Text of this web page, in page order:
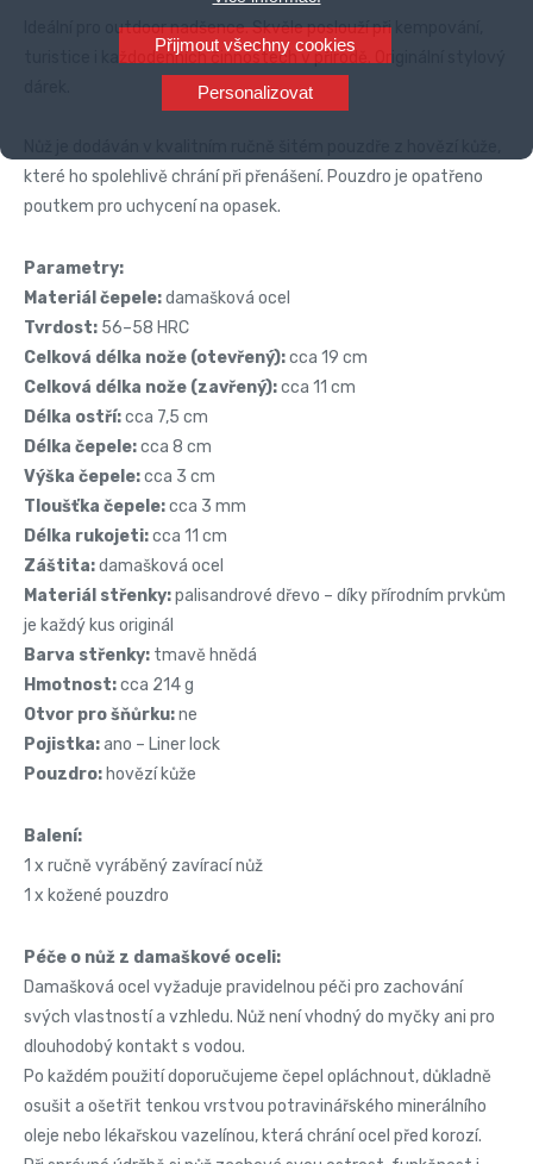
Přijmout všechny cookies
Personalizovat
Ideální pro outdoor nadšence. Skvěle poslouží při kempování,
turistice i každodenních činnostech v přírodě. Originální stylový
které ho spolehlivě chrání při přenášení. Pouzdro je opatřeno
poutkem pro uchycení na opasek.
Parametry:
Materiál čepele:damašková ocel
Tvrdost: 56–58 HRC
Celková délka nože (otevřený):cca 19 cm
Celková délka nože (zavřený):cca 11 cm
Délka ostří:cca 7,5 cm
Délka čepele:cca 8 cm
Výška čepele:cca 3 cm
Tloušťka čepele:cca 3 mm
Délka rukojeti:cca 11 cm
Záštita:damašková ocel
Materiál střenky:palisandrové dřevo – díky přírodním prvkům
je každý kus originál
Barva střenky: tmavě hnědá
Hmotnost:cca 214 g
Otvor pro šňůrku:ne
Pojistka:ano – Liner lock
Pouzdro: hovězí kůže
Balení:
1 x ručně vyráběný zavírací nůž
1 x kožené pouzdro
Péče o nůž z damaškové oceli:
Damašková ocel vyžaduje pravidelnou péči pro zachování
svých vlastností a vzhledu. Nůž není vhodný do myčky ani pro
dlouhodobý kontakt s vodou.
Po každém použití doporučujeme čepel opláchnout, důkladně
osušit a ošetřit tenkou vrstvou potravinářského minerálního
oleje nebo lékařskou vazelínou, která chrání ocel před korozí.